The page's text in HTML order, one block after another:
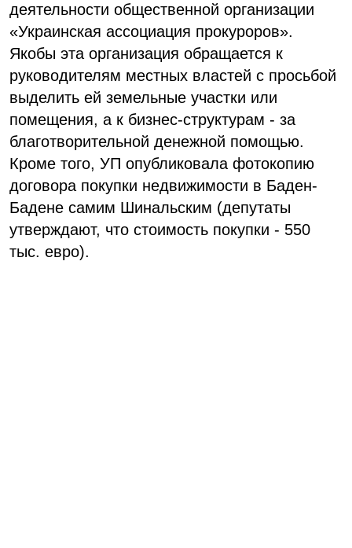
деятельности общественной организации
«Украинская ассоциация прокуроров».
Якобы эта организация обращается к
руководителям местных властей с просьбой
выделить ей земельные участки или
помещения, а к бизнес-структурам - за
благотворительной денежной помощью.
Кроме того, УП опубликовала фотокопию
договора покупки недвижимости в Баден-
Бадене самим Шинальским (депутаты
утверждают, что стоимость покупки - 550
тыс. евро).